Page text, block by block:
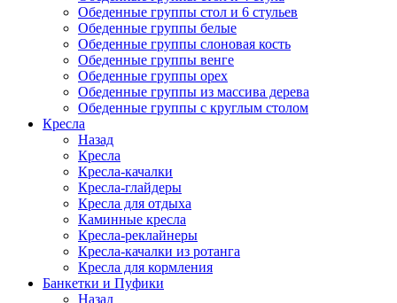
Обеденные группы стол и 6 стульев
Обеденные группы белые
Обеденные группы слоновая кость
Обеденные группы венге
Обеденные группы орех
Обеденные группы из массива дерева
Обеденные группы с круглым столом
Кресла
Назад
Кресла
Кресла-качалки
Кресла-глайдеры
Кресла для отдыха
Каминные кресла
Кресла-реклайнеры
Кресла-качалки из ротанга
Кресла для кормления
Банкетки и Пуфики
Назад